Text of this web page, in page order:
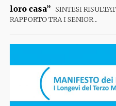
loro casa” SINTESI
RAPPORTO TRA I SENIOR...